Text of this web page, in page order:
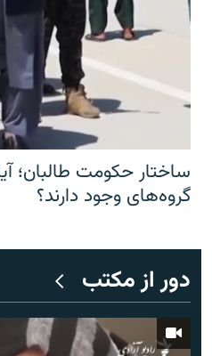
ساختار حکومت طالبان؛
گروه‌های وجود دارند؟
دور از مکتب